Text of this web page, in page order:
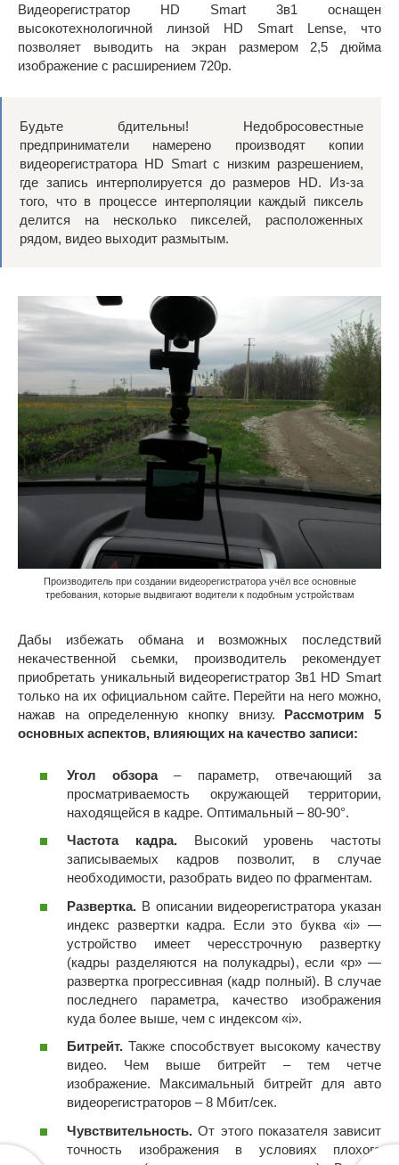
Видеорегистратор HD Smart 3в1 оснащен
высокотехнологичной линзой HD Smart Lense, что
позволяет выводить на экран размером 2,5 дюйма
изображение с расширением 720р.
Будьте бдительны! Недобросовестные
предприниматели намерено производят копии
видеорегистратора HD Smart c низким разрешением,
где запись интерполируется до размеров HD. Из-за
того, что в процессе интерполяции каждый пиксель
делится на несколько пикселей, расположенных
рядом, видео выходит размытым.
Производитель при создании видеорегистратора учёл все основные
требования, которые выдвигают водители к подобным устройствам
Дабы избежать обмана и возможных последствий
некачественной сьемки, производитель рекомендует
приобретать уникальный видеорегистратор 3в1 HD Smart
только на их официальном сайте. Перейти на него можно,
нажав на определенную кнопку внизу. Рассмотрим 5
основных аспектов, влияющих на качество записи:
Угол обзора– параметр, отвечающий за
просматриваемость окружающей территории,
находящейся в кадре. Оптимальный – 80-90°.
Частота кадра.Высокий уровень частоты
записываемых кадров позволит, в случае
необходимости, разобрать видео по фрагментам.
Развертка. В описании видеорегистратора указан
индекс развертки кадра. Если это буква «і» —
устройство имеет чересстрочную развертку
(кадры разделяются на полукадры), если «р» —
развертка прогрессивная (кадр полный). В случае
последнего параметра, качество изображения
куда более выше, чем с индексом «i».
Битрейт. Также способствует высокому качеству
видео. Чем выше битрейт – тем четче
изображение. Максимальный битрейт для авто
видеорегистраторов – 8 Мбит/сек.
Чувствительность. От этого показателя зависит
точность изображения в условиях плохого